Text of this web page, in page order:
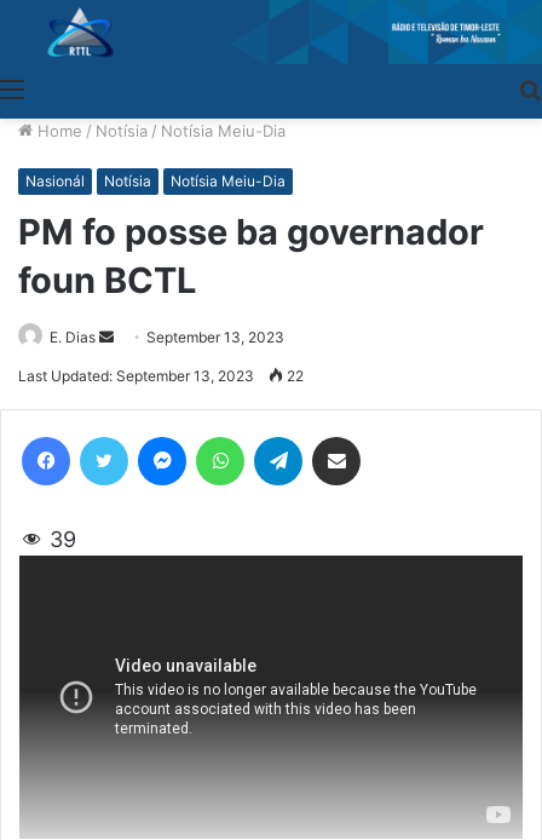
Home / Notísia / Notísia Meiu-Dia
Nasionál Notísia Notísia Meiu-Dia
PM fo posse ba governador
foun BCTL
E. Dias
Send
an
September 13, 2023
Last Updated: September 13, 2023 22
39